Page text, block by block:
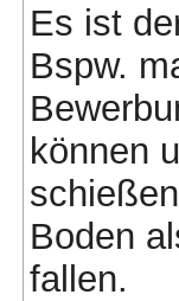
Es ist
Bspw.
können
Boden
fallen.